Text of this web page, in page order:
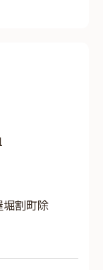
割町除